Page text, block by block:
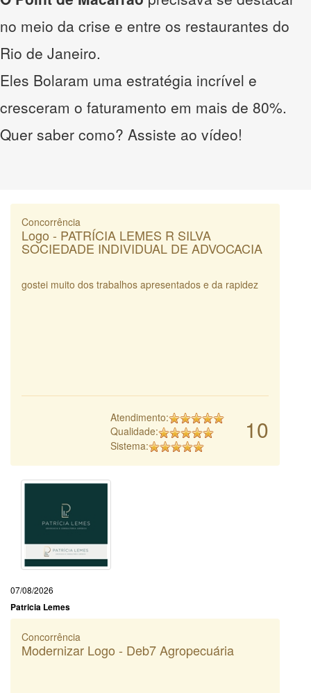
no meio da crise e entre os restaurantes do
Rio de Janeiro.
Eles Bolaram uma estratégia incrível e
cresceram o faturamento em mais de 80%.
Quer saber como? Assiste ao vídeo!
Concorrência
Logo - PATRÍCIA LEMES R SILVA
SOCIEDADE INDIVIDUAL DE ADVOCACIA
gostei muito dos trabalhos apresentados e da rapidez
10
Atendimento:
Qualidade:
Sistema:
07/08/2026
Patricia Lemes
Concorrência
Modernizar Logo - Deb7 Agropecuária